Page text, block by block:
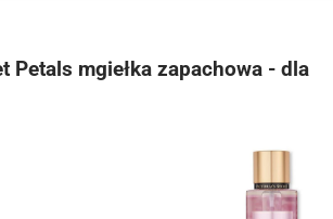
Petals mgiełka zapachowa - dla